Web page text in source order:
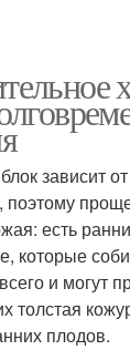
зависит
поэтому
есть
которые
и могут
толстая
плодов.